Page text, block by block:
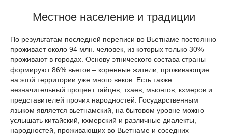
Местное население и традиции
По результатам последней переписи во Вьетнаме постоянно
проживает около 94 млн. человек, из которых только 30%
проживают в городах. Основу этнического состава страны
формируют 86% вьетов – коренные жители, проживающие
на этой территории уже много веков. Есть также
незначительный процент тайцев, тхаев, мыонгов, кхмеров и
представителей прочих народностей. Государственным
языком является вьетнамский, на бытовом уровне можно
услышать китайский, кхмерский и различные диалекты,
народностей, проживающих во Вьетнаме и соседних